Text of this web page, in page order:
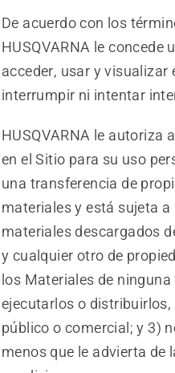
De acuerdo con los
HUSQVARNA le
acceder, usar y
interrumpir ni intentar
HUSQVARNA le autoriza
en el Sitio para su uso
una transferencia de
materiales y está sujeta
materiales descargados
y cualquier otro de
los Materiales de
ejecutarlos o
público o comercial; y 3)
menos que le advierta de